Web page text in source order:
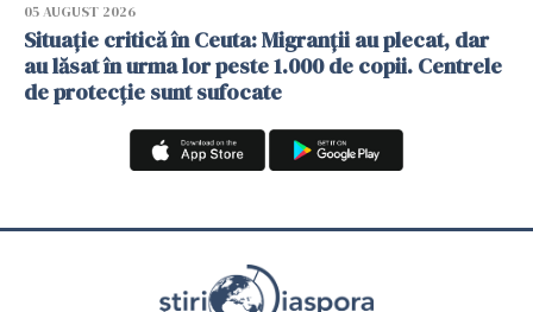
05 AUGUST 2026
Situație critică în Ceuta: Migranții au plecat, dar
au lăsat în urma lor peste 1.000 de copii. Centrele
de protecție sunt sufocate